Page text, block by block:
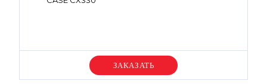
Уточняйте цену